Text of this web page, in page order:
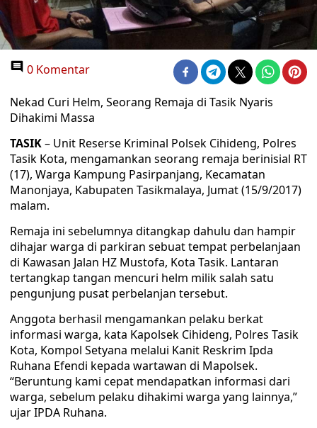
0 Komentar
Nekad Curi Helm, Seorang Remaja di Tasik Nyaris
Dihakimi Massa
TASIK– Unit Reserse Kriminal Polsek Cihideng, Polres
Tasik Kota, mengamankan seorang remaja berinisial RT
(17), Warga Kampung Pasirpanjang, Kecamatan
Manonjaya, Kabupaten Tasikmalaya, Jumat (15/9/2017)
malam.
Remaja ini sebelumnya ditangkap dahulu dan hampir
dihajar warga di parkiran sebuat tempat perbelanjaan
di Kawasan Jalan HZ Mustofa, Kota Tasik. Lantaran
tertangkap tangan mencuri helm milik salah satu
pengunjung pusat perbelanjan tersebut.
Anggota berhasil mengamankan pelaku berkat
informasi warga, kata Kapolsek Cihideng, Polres Tasik
Kota, Kompol Setyana melalui Kanit Reskrim Ipda
Ruhana Efendi kepada wartawan di Mapolsek.
“Beruntung kami cepat mendapatkan informasi dari
warga, sebelum pelaku dihakimi warga yang lainnya,”
ujar IPDA Ruhana.